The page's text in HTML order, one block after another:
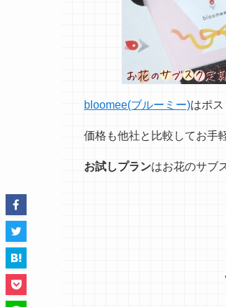
bloomee(ブルーミー)はポ
価格も他社と比較してお手
お試しプランはお花のサブ